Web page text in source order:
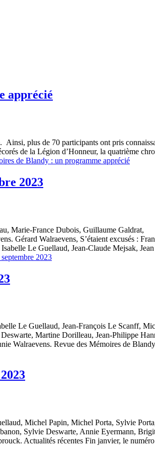
apprécié
Ainsi, plus de 70 participants ont pris
de la Légion d’Honneur, la quatrième
de Blandy : un programme apprécié
2023
Marie-France Dubois, Guillaume Galdrat,
Gérard Walraevens, S’étaient excusés :
Le Guellaud, Jean-Claude Mejsak,
2023
Le Guellaud, Jean-François Le Scanff,
Martine Dorilleau, Jean-Philippe
Walraevens. Revue des Mémoires de Blandy
Michel Papin, Michel Porta, Sylvie
Sylvie Deswarte, Annie Eyermann,
Actualités récentes Fin janvier, le